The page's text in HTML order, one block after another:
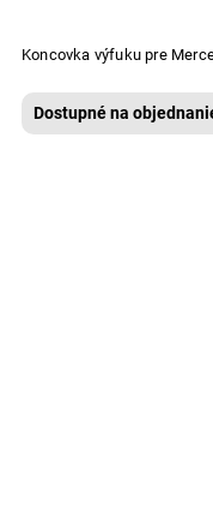
Koncovka výfuku pre
Dostupné na